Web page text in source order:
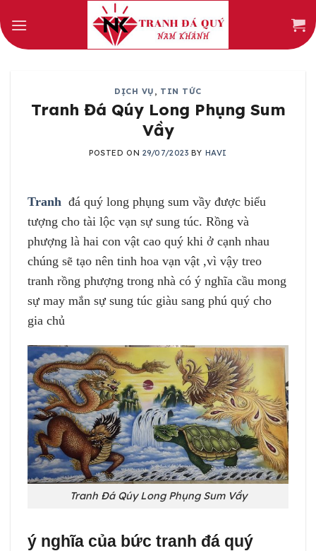
to
content
DỊCH VỤ , TIN TỨC
Tranh Đá Qúy Long Phụng Sum
Vầy
POSTED ON 29/07/2023 BY HAVI
Tranh đá quý long phụng sum vầy được biểu
tượng cho tài lộc vạn sự sung túc. Rồng và
phượng là hai con vật cao quý khi ở cạnh nhau
chúng sẽ tạo nên tinh hoa vạn vật ,vì vậy treo
tranh rồng phượng trong nhà có ý nghĩa cầu mong
sự may mắn sự sung túc giàu sang phú quý cho
gia chủ
Tranh Đá Qúy Long Phụng Sum Vầy
ý nghĩa của bức tranh đá quý